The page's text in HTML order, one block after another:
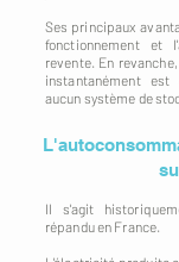
Ses principaux
fonctionnement et
revente. En
instantanément est
aucun système de
Il s'agit
répandu en France.